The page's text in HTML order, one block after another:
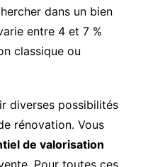
dans un bien
entre 4 et 7 %
classique ou
diverses possibilités
rénovation. Vous
de valorisation